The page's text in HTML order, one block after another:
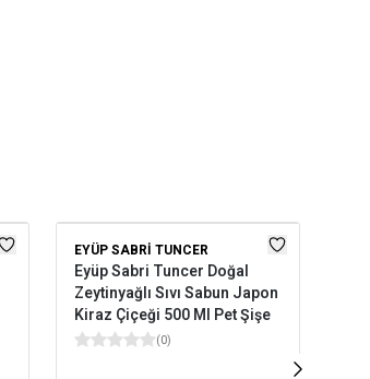
EYÜP SABRI TUNCER
Eyüp Sabri Tuncer Doğal
Zeytinyağlı Sıvı Sabun Japon
Kiraz Çiçeği 500 Ml Pet Şişe
(0)